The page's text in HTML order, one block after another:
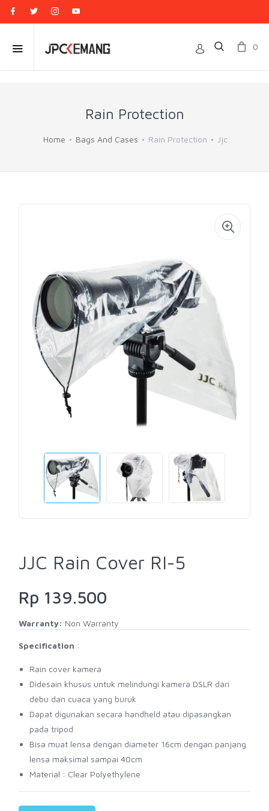
0
Rain Protection
Home Bags And Cases Rain Protection Jjc
JJC Rain Cover RI-5
Rp 139.500
Warranty: Non Warranty
Specification :
Rain cover kamera
Didesain khusus untuk melindungi kamera DSLR dari
debu dan cuaca yang buruk
Dapat digunakan secara handheld atau dipasangkan
pada tripod
Bisa muat lensa dengan diameter 16cm dengan panjang
lensa maksimal sampai 40cm
Material : Clear Polyethylene